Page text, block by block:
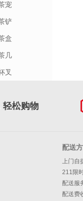
宠
铲
盒
几
叉
轻松购物
配送
上门自
211限
配送服
配送费